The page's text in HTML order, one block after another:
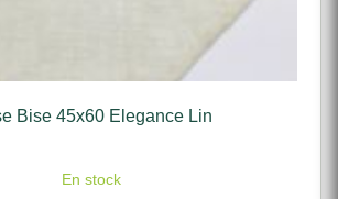
Bise 45x60 Elegance Lin
En stock